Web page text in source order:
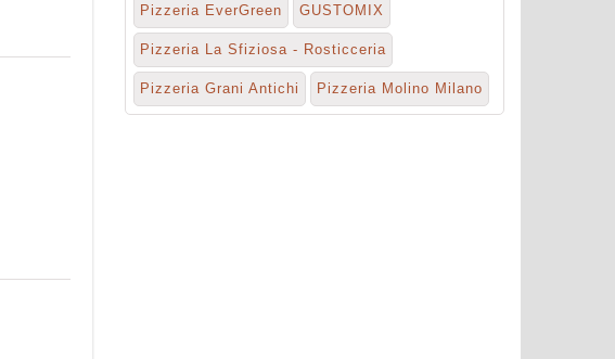
Pizzeria EverGreen GUSTOMIX
Pizzeria La Sfiziosa - Rosticceria
Pizzeria Grani Antichi Pizzeria Molino Milano